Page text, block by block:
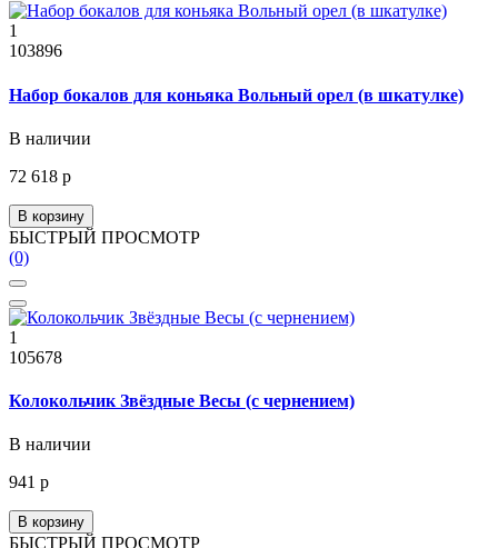
1
103896
Набор бокалов для коньяка Вольный орел (в шкатулке)
В наличии
72 618 р
В корзину
БЫСТРЫЙ ПРОСМОТР
(0)
1
105678
Колокольчик Звёздные Весы (с чернением)
В наличии
941 р
В корзину
БЫСТРЫЙ ПРОСМОТР